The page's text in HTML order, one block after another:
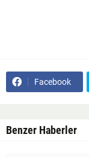
Facebook
Benzer Haberler